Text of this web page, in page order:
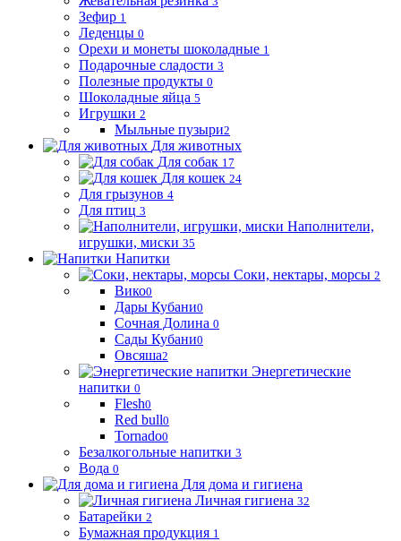
Зефир 1
Леденцы 0
Орехи и монеты шоколадные 1
Подарочные сладости 3
Полезные продукты 0
Шоколадные яйца 5
Игрушки 2
Мыльные пузыри2
Для животных
Для собак 17
Для кошек 24
Для грызунов 4
Для птиц 3
Наполнители,
игрушки, миски 35
Напитки
Соки, нектары, морсы 2
Вико0
Дары Кубани0
Сочная Долина 0
Сады Кубани0
Овсяша2
Энергетические
напитки 0
Flesh0
Red bull0
Tornado0
Безалкогольные напитки 3
Вода 0
Для дома и гигиена
Личная гигиена 32
Батарейки 2
Бумажная продукция 1